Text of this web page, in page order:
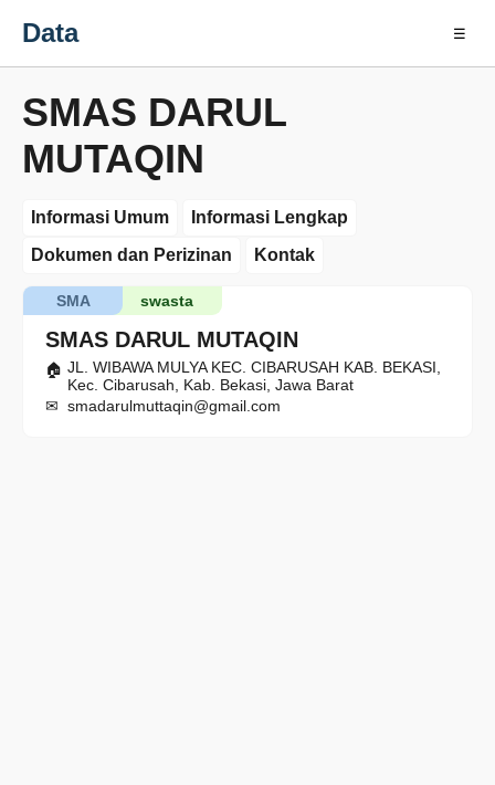
Data ☰
SMAS DARUL
MUTAQIN
Informasi Umum
Informasi Lengkap
Dokumen dan Perizinan
Kontak
SMAS DARUL MUTAQIN
swasta
SMA
JL. WIBAWA MULYA KEC. CIBARUSAH KAB. BEKASI,
Kec. Cibarusah, Kab. Bekasi, Jawa Barat
smadarulmuttaqin@gmail.com